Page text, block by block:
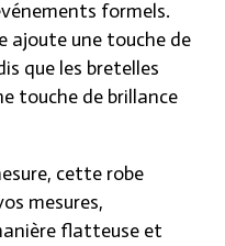
formels.
ajoute une touche de
que les bretelles
touche de brillance
cette robe
mesures,
flatteuse et